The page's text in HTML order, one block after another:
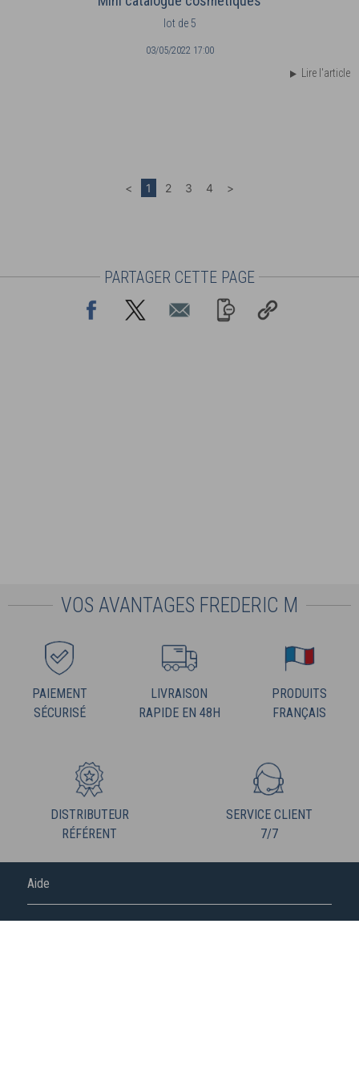
lot de 5
03/05/2022 17:00
Lire l'article
PARTAGER CETTE PAGE
VOS AVANTAGES FREDERIC M
PAIEMENT
SÉCURISÉ
LIVRAISON
RAPIDE EN 48H
PRODUITS
FRANÇAIS
DISTRIBUTEUR
RÉFÉRENT
SERVICE CLIENT
7/7
Aide